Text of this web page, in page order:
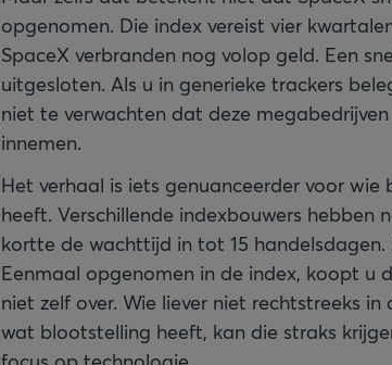
opgenomen. Die index vereist vier
SpaceX verbranden nog volop geld. Een
uitgesloten. Als u in generieke trackers
niet te verwachten dat deze
innemen.
Het verhaal is iets genuanceerder voor
heeft. Verschillende indexbouwers hebben
kortte de wachttijd in tot 15 handelsdagen.
Eenmaal opgenomen in de index, koopt u
niet zelf over. Wie liever niet rechtstreeks
wat blootstelling heeft, kan die straks